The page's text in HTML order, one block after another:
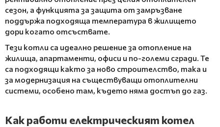
сезон, а функцията за защита от замръзване
поддържа подходяща температура в жилището
дори когато отсъствате.
Тези котли са идеално решение за отопление на
жилища, апартаменти, офиси и по-големи сгради. Те
са подходящи както за ново строителство, така и
за модернизация на съществуващи отоплителни
системи, особено там, където няма достъп до газ.
Как работи електрическият котел